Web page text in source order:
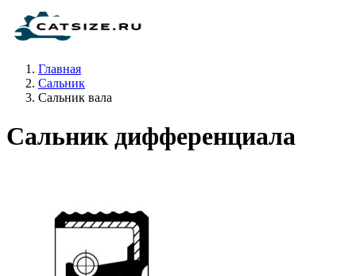
Главная
Сальник
Сальник вала
Сальник дифференциала